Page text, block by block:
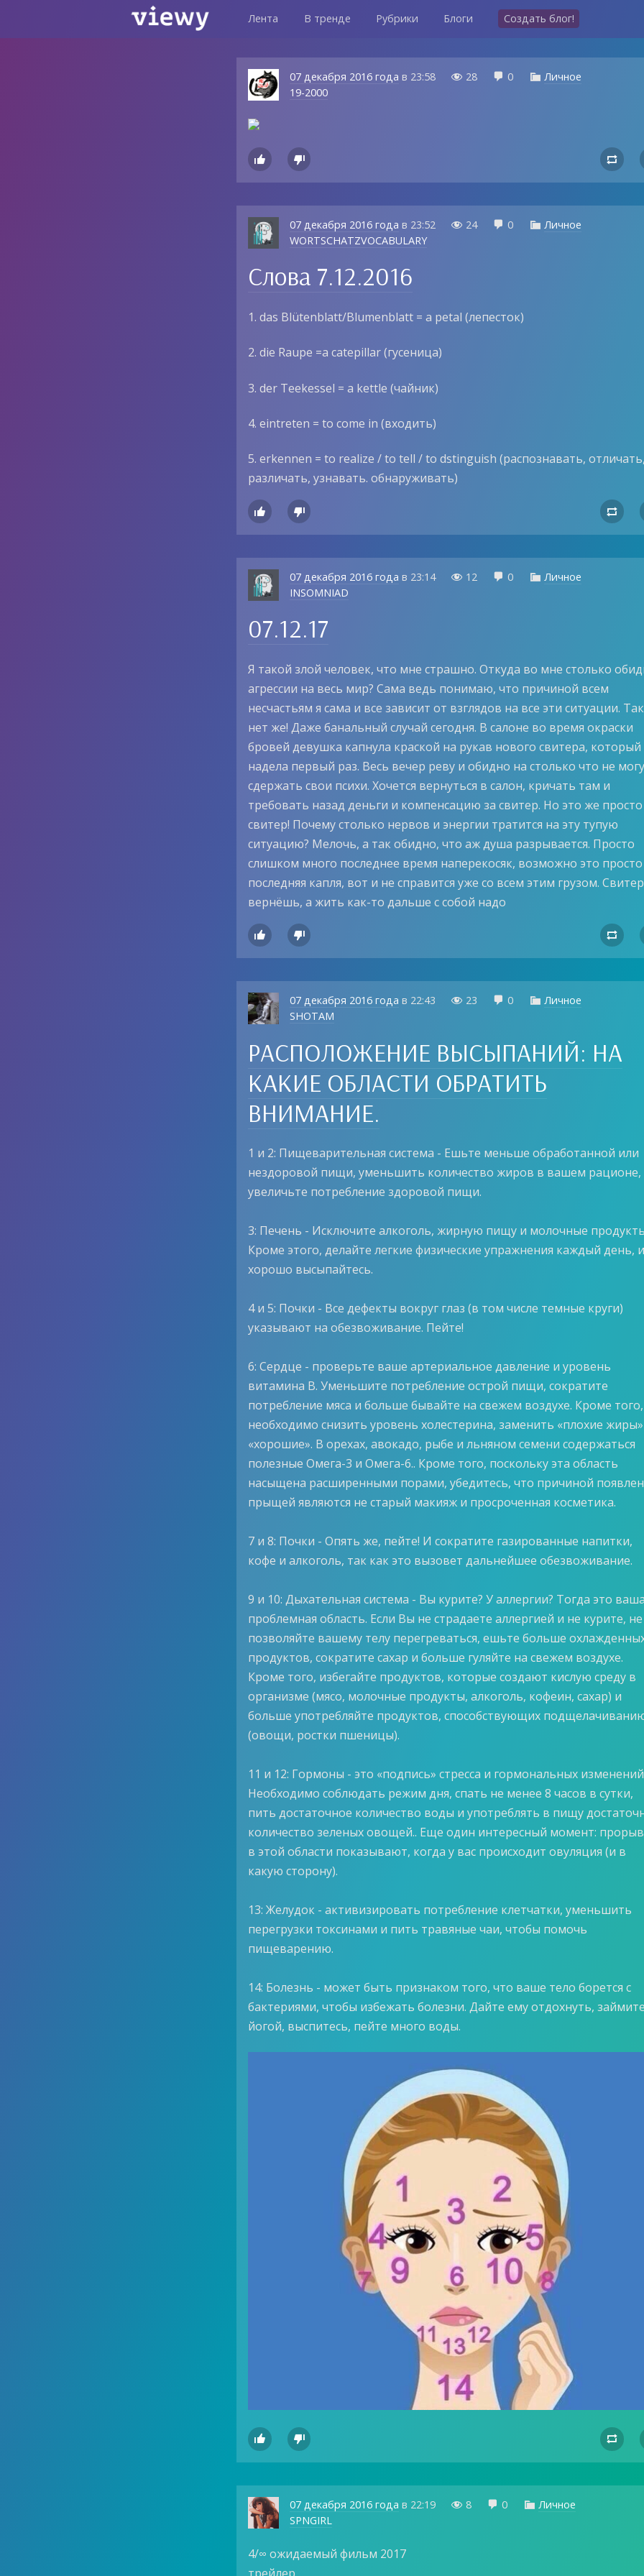
Лента В тренде Рубрики Блоги Создать блог!
07 декабря 2016 года в 23:58  28  0  Личное
19-2000
  
07 декабря 2016 года в 23:52  24  0  Личное
WORTSCHATZVOCABULARY
Слова 7.12.2016
1. das Blütenblatt/Blumenblatt = a petal (лепесток)
2. die Raupe =a catepillar (гусеница)
3. der Teekessel = a kettle (чайник)
4. eintreten = to come in (входить)
5. erkennen = to realize / to tell / to dstinguish (распознавать,
различать, узнавать. обнаруживать)
  
07 декабря 2016 года в 23:14  12  0  Личное
INSOMNIAD
07.12.17
Я такой злой человек, что мне страшно. Откуда во мне столько
агрессии на весь мир? Сама ведь понимаю, что причиной всем
несчастьям я сама и все зависит от взглядов на все эти ситуации. Так
нет же! Даже банальный случай сегодня. В салоне во время окраски
бровей девушка капнула краской на рукав нового свитера, который
надела первый раз. Весь вечер реву и обидно на столько что не
сдержать свои психи. Хочется вернуться в салон, кричать там и
требовать назад деньги и компенсацию за свитер. Но это же просто
свитер! Почему столько нервов и энергии тратится на эту тупую
ситуацию? Мелочь, а так обидно, что аж душа разрывается. Просто
слишком много последнее время наперекосяк, возможно это просто
последняя капля, вот и не справится уже со всем этим грузом.
вернёшь, а жить как-то дальше с собой надо
  
07 декабря 2016 года в 22:43  23  0  Личное
SHOTAM
РАСПОЛОЖЕНИЕ ВЫСЫПАНИЙ: НА
КАКИЕ ОБЛАСТИ ОБРАТИТЬ
ВНИМАНИЕ.
1 и 2: Пищеварительная система - Ешьте меньше обработанной или
нездоровой пищи, уменьшить количество жиров в вашем рационе,
увеличьте потребление здоровой пищи.
3: Печень - Исключите алкоголь, жирную пищу и молочные
Кроме этого, делайте легкие физические упражнения каждый день,
хорошо высыпайтесь.
4 и 5: Почки - Все дефекты вокруг глаз (в том числе темные круги)
указывают на обезвоживание. Пейте!
6: Сердце - проверьте ваше артериальное давление и уровень
витамина B. Уменьшите потребление острой пищи, сократите
потребление мяса и больше бывайте на свежем воздухе. Кроме того,
необходимо снизить уровень холестерина, заменить «плохие
«хорошие». В орехах, авокадо, рыбе и льняном семени содержаться
полезные Омега-3 и Омега-6.. Кроме того, поскольку эта область
насыщена расширенными порами, убедитесь, что причиной
прыщей являются не старый макияж и просроченная косметика.
7 и 8: Почки - Опять же, пейте! И сократите газированные напитки,
кофе и алкоголь, так как это вызовет дальнейшее обезвоживание.
9 и 10: Дыхательная система - Вы курите? У аллергии? Тогда это
проблемная область. Если Вы не страдаете аллергией и не курите, не
позволяйте вашему телу перегреваться, ешьте больше
продуктов, сократите сахар и больше гуляйте на свежем воздухе.
Кроме того, избегайте продуктов, которые создают кислую среду в
организме (мясо, молочные продукты, алкоголь, кофеин, сахар) и
больше употребляйте продуктов, способствующих
(овощи, ростки пшеницы).
11 и 12: Гормоны - это «подпись» стресса и гормональных
Необходимо соблюдать режим дня, спать не менее 8 часов в сутки,
пить достаточное количество воды и употреблять в пищу
количество зеленых овощей.. Еще один интересный момент:
в этой области показывают, когда у вас происходит овуляция (и в
какую сторону).
13: Желудок - активизировать потребление клетчатки, уменьшить
перегрузки токсинами и пить травяные чаи, чтобы помочь
пищеварению.
14: Болезнь - может быть признаком того, что ваше тело борется с
бактериями, чтобы избежать болезни. Дайте ему отдохнуть,
йогой, выспитесь, пейте много воды.
  
07 декабря 2016 года в 22:19  8  0  Личное
SPNGIRL
4/∞ ожидаемый фильм 2017